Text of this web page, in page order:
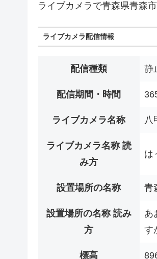
ライブカメラで青森県青森
ライブカメラ配信情報
配信種類 静
配信期間・時間
ライブカメラ名称 八
ライブカメラ名称 読
み方
は
設置場所の名称 青
設置場所の名称 読み
方
あ
す
標高